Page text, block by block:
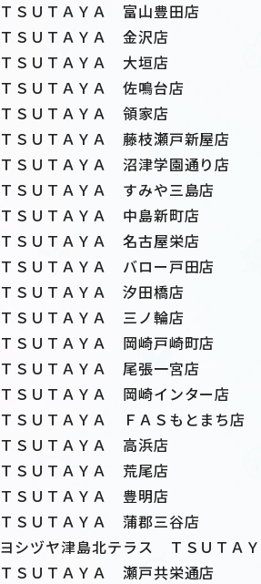
ＴＳＵＴＡＹＡ 富山豊田店
ＴＳＵＴＡＹＡ 金沢店
ＴＳＵＴＡＹＡ 大垣店
ＴＳＵＴＡＹＡ 佐鳴台店
ＴＳＵＴＡＹＡ 領家店
ＴＳＵＴＡＹＡ 藤枝瀬戸新屋店
ＴＳＵＴＡＹＡ 沼津学園通り店
ＴＳＵＴＡＹＡ すみや三島店
ＴＳＵＴＡＹＡ 中島新町店
ＴＳＵＴＡＹＡ 名古屋栄店
ＴＳＵＴＡＹＡ バロー戸田店
ＴＳＵＴＡＹＡ 汐田橋店
ＴＳＵＴＡＹＡ 三ノ輪店
ＴＳＵＴＡＹＡ 岡崎戸崎町店
ＴＳＵＴＡＹＡ 尾張一宮店
ＴＳＵＴＡＹＡ 岡崎インター店
ＴＳＵＴＡＹＡ ＦＡＳもとまち店
ＴＳＵＴＡＹＡ 高浜店
ＴＳＵＴＡＹＡ 荒尾店
ＴＳＵＴＡＹＡ 豊明店
ＴＳＵＴＡＹＡ 蒲郡三谷店
ヨシヅヤ津島北テラス ＴＳＵＴＡ
ＴＳＵＴＡＹＡ 瀬戸共栄通店